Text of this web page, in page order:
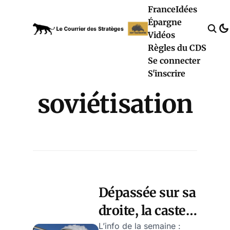
FranceIdées
Épargne
Vidéos
Règles du CDS
Se connecter
S'inscrire
soviétisation
Dépassée sur sa
droite, la caste
L’info de la semaine :